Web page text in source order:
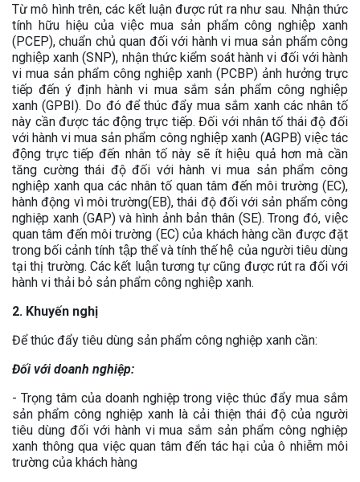
Từ mô hình trên, các kết luận được rút ra như sau. Nhận thức
tính hữu hiệu của việc mua sản phẩm công nghiệp xanh
(PCEP), chuẩn chủ quan đối với hành vi mua sản phẩm công
nghiệp xanh (SNP), nhận thức kiểm soát hành vi đối với hành
vi mua sản phẩm công nghiệp xanh (PCBP) ảnh hưởng trực
tiếp đến ý định hành vi mua sắm sản phẩm công nghiệp
xanh (GPBI). Do đó để thúc đẩy mua sắm xanh các nhân tố
này cần được tác động trực tiếp. Đối với nhân tố thái độ đối
với hành vi mua sản phẩm công nghiệp xanh (AGPB) việc tác
động trực tiếp đến nhân tố này sẽ ít hiệu quả hơn mà cần
tăng cường thái độ đối với hành vi mua sản phẩm công
nghiệp xanh qua các nhân tố quan tâm đến môi trường (EC),
hành động vì môi trường(EB), thái độ đối với sản phẩm công
nghiệp xanh (GAP) và hình ảnh bản thân (SE). Trong đó, việc
quan tâm đến môi trường (EC) của khách hàng cần được đặt
trong bối cảnh tính tập thể và tính thế hệ của người tiêu dùng
tại thị trường. Các kết luận tương tự cũng được rút ra đối với
hành vi thải bỏ sản phẩm công nghiệp xanh.
2. Khuyến nghị
Để thúc đẩy tiêu dùng sản phẩm công nghiệp xanh cần:
Đối với doanh nghiệp:
- Trọng tâm của doanh nghiệp trong việc thúc đẩy mua sắm
sản phẩm công nghiệp xanh là cải thiện thái độ của người
tiêu dùng đối với hành vi mua sắm sản phẩm công nghiệp
xanh thông qua việc quan tâm đến tác hại của ô nhiễm môi
trường của khách hàng